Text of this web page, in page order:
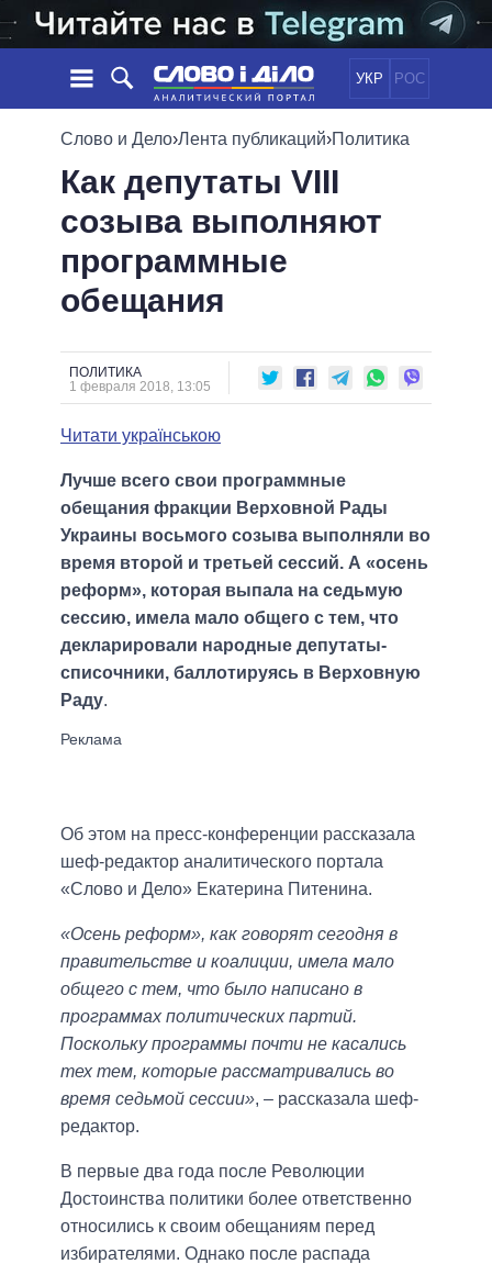
УКР РОС
НОВОСТИ
ЛЕНТА
СОБЫТИЯ
СТАТЬИ
МНЕНИЯ
ОБЗОРЫ
ДАЙДЖЕСТЫ
ПОЛИТИКА
ЭКОНОМИКА
ОБЩЕСТВО
ОБЕЩАНИЯ
ПОЛИТИКИ
ВСЕ ПОЛИТИКИ
ПРЕЗИДЕНТ И ОФИС
ВЕРХОВНАЯ РАДА
КАБИНЕТ МИНИСТРОВ
МЭРЫ
ВСЕ ПЕРСОНЫ
ПОДДЕРЖАТЬ
СРАВНЕНИЕ ПОЛИТИКОВ
Слово и Дело›Лента публикаций›Политика
Как депутаты VIII
созыва выполняют
программные
обещания
ПОЛИТИКА
1 февраля 2018, 13:05
Читати українською
Лучше всего свои программные
обещания фракции Верховной Рады
Украины восьмого созыва выполняли во
время второй и третьей сессий. А «осень
реформ», которая выпала на седьмую
сессию, имела мало общего с тем, что
декларировали народные депутаты-
списочники, баллотируясь в Верховную
Раду.
Об этом на пресс-конференции рассказала
шеф-редактор аналитического портала
«Слово и Дело» Екатерина Питенина.
«Осень реформ», как говорят сегодня в
правительстве и коалиции, имела мало
общего с тем, что было написано в
программах политических партий.
Поскольку программы почти не касались
тех тем, которые рассматривались во
время седьмой сессии», – рассказала шеф-
редактор.
В первые два года после Революции
Достоинства политики более ответственно
относились к своим обещаниям перед
избирателями. Однако после распада